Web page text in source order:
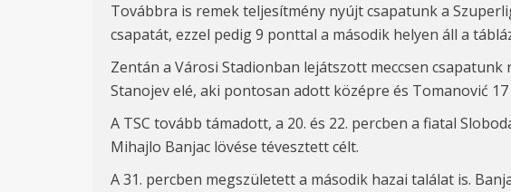
Továbbra is remek teljesítmény nyújt csapatunk a
csapatát, ezzel pedig 9 ponttal a második helyen áll a
Zentán a Városi Stadionban lejátszott meccsen
Stanojev elé, aki pontosan adott középre és Tomanović
A TSC tovább támadott, a 20. és 22. percben a fiatal
Mihajlo Banjac lövése tévesztett célt.
A 31. percben megszületett a második hazai találat is.